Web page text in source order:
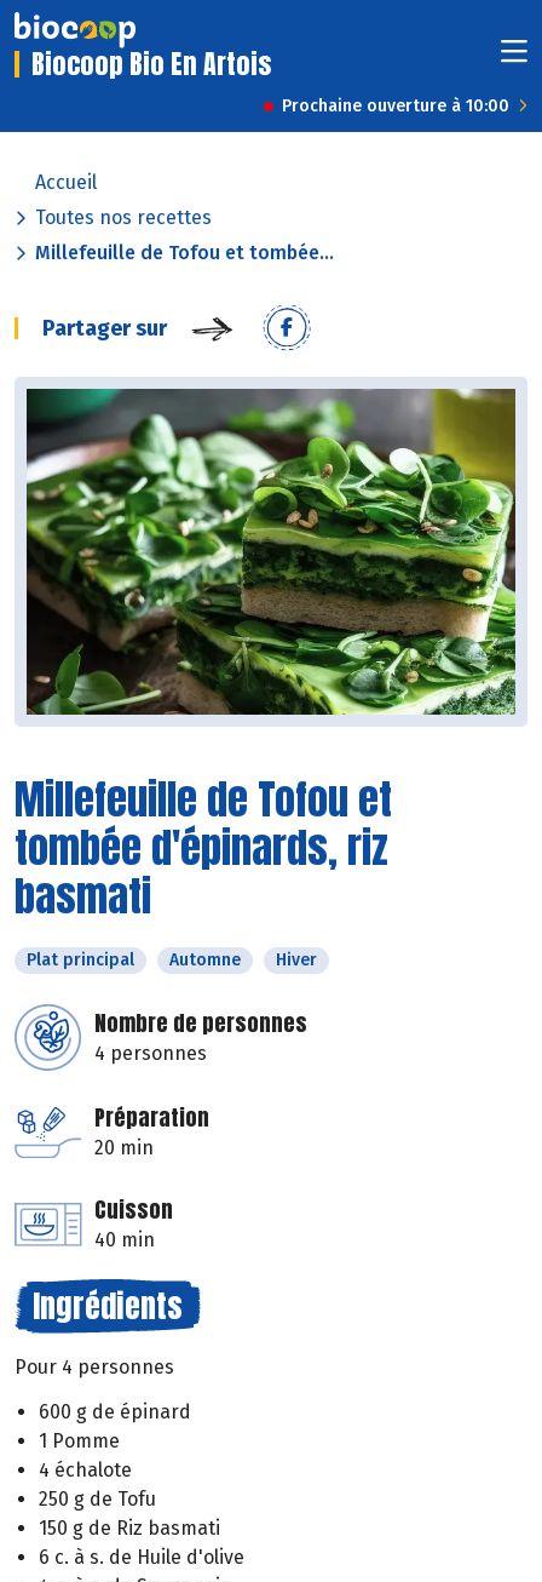
Biocoop Bio En Artois
Prochaine ouverture à 10:00
Accueil
Toutes nos recettes
Millefeuille de Tofou et tombée...
Partager sur
Millefeuille de Tofou et
tombée d'épinards, riz
basmati
Plat principal Automne Hiver
Nombre de personnes
4 personnes
Préparation
20 min
Cuisson
40 min
Ingrédients
Pour 4 personnes
600 g de épinard
1 Pomme
4 échalote
250 g de Tofu
150 g de Riz basmati
6 c. à s. de Huile d'olive